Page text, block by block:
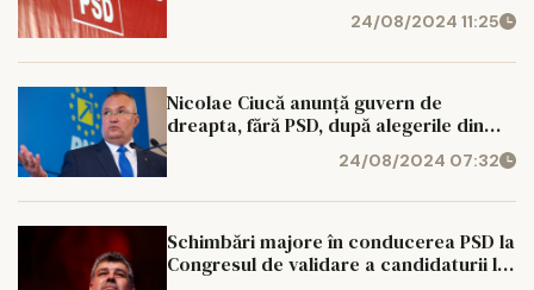
24/08/2024 11:25
Nicolae Ciucă anunță guvern de
dreapta, fără PSD, după alegerile din
24/08/2024 07:32
Schimbări majore în conducerea PSD la
Congresul de validare a candidaturii lui